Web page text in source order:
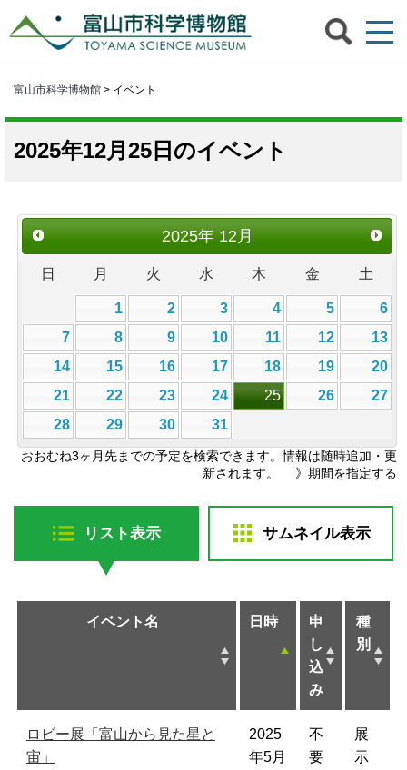
富山市科学博物館 > イベント
2025年12月25日のイベント
2025年12月
日 月 火 水 木 金 土
1 2 3 4 5
6
7
8 9 10 11 12
13
14
15 16 17 18 19
20
21
22 23 24 25 26
27
28
29 30 31
おおむね3ヶ月先までの予定を検索できます。情報は随時追加・更
新されます。
》期間を指定する
リスト表示 サムネイル表示
イベント名 日時
申
し
込
み
種
別
ロビー展「富山から見た星と
宙」
2025
年5月
不
要
展
示